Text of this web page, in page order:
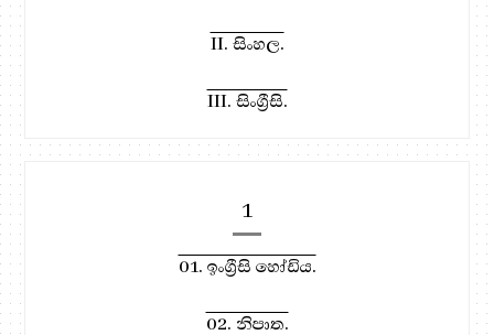
II. සිංහල.
III. සිංග්‍රීසි.
1
01. ඉංග්‍රීසි හෝඩිය.
02. නිපාත.